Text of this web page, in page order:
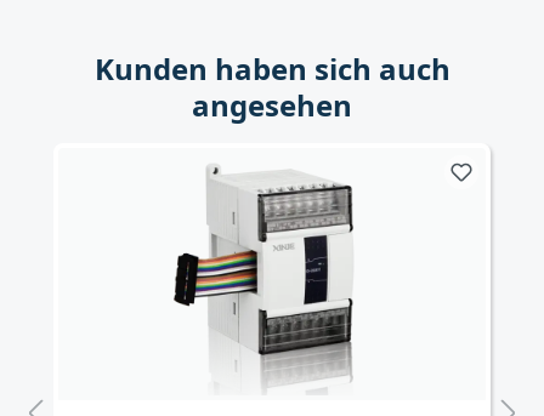
Kunden haben sich auch
angesehen